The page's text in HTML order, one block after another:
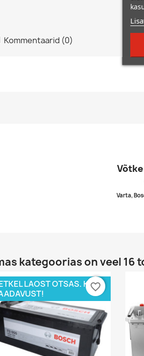
Kommentaarid (0)
Varta,
kategoorias on veel 16
LAOST OTSAS. KÜSI
favorite_border